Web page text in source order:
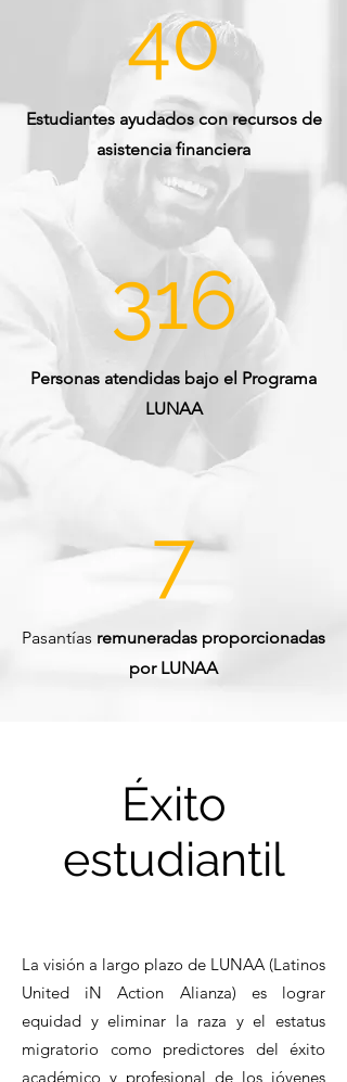
40
Estudiantes ayudados con recursos de
asistencia financiera
316
Personas atendidas bajo el Programa
LUNAA
7
Pasantías remuneradas proporcionadas
por LUNAA
Éxito
estudiantil
La visión a largo plazo de LUNAA (Latinos
United iN Action Alianza) es lograr
equidad y eliminar la raza y el estatus
migratorio como predictores del éxito
académico y profesional de los jóvenes